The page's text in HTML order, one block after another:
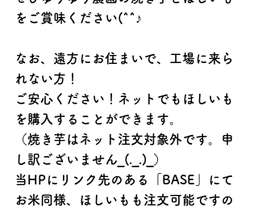
をご賞味ください(^^♪
なお、遠方にお住まいで、工場に来ら
れない方！
ご安心ください！ネットでもほしいも
を購入することができます。
（焼き芋はネット注文対象外です。申
し訳ございません_(._.)_）
当HPにリンク先のある「BASE」にて
お米同様、ほしいもも注文可能ですの